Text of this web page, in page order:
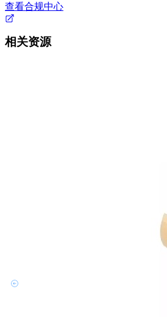
查看合规中心
相关资源